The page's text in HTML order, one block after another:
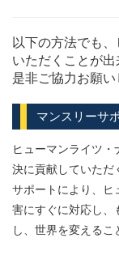
以下の方法でも
いただくことが出
是非ご協力お願い
マンスリーサ
ヒューマンライツ
決に貢献していただ
サポートにより、ヒ
害にすぐに対応し、
し、世界を変えるこ